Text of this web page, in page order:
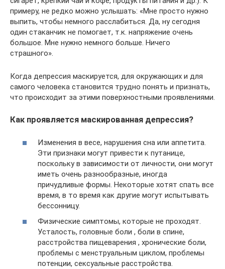
примеру, не редко можно услышать: «Мне просто нужно
выпить, чтобы немного расслабиться. Да, ну сегодня
один стаканчик не помогает, т.к. напряжение очень
большое. Мне нужно немного больше. Ничего
страшного».
Когда депрессия маскируется, для окружающих и для
самого человека становится трудно понять и признать,
что происходит за этими поверхностными проявлениями.
Как проявляется маскированная депрессия?
Изменения в весе, нарушения сна или аппетита.
Эти признаки могут привести к путанице,
поскольку в зависимости от личности, они могут
иметь очень разнообразные, иногда
причудливые формы. Некоторые хотят спать все
время, в то время как другие могут испытывать
бессонницу.
Физические симптомы, которые не проходят.
Усталость, головные боли , боли в спине,
расстройства пищеварения , хронические боли,
проблемы с менструальным циклом, проблемы
потенции, сексуальные расстройства.